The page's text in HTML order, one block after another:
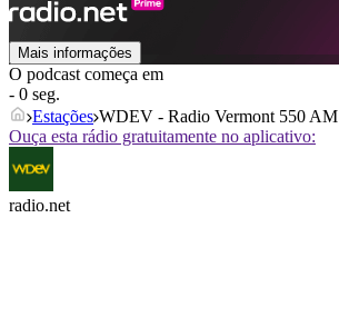
Mais informações
O podcast começa em
- 0 seg.
Estações WDEV - Radio Vermont 550 AM
Ouça esta rádio gratuitamente no aplicativo:
radio.net